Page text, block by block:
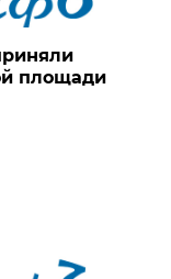
площади